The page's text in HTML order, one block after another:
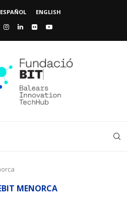
ESPAÑOL ENGLISH
MENORCA